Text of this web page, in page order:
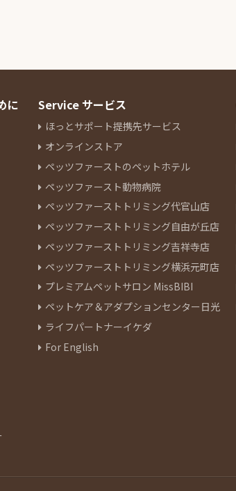
に Service サービス
ほっとサポート提携先サービス
オンラインストア
ペッツファーストのペットホテル
ペッツファースト動物病院
ペッツファーストトリミング代官山店
ペッツファーストトリミング自由が丘店
ペッツファーストトリミング吉祥寺店
ペッツファーストトリミング横浜元町店
プレミアムペットサロン MissBIBI
ペットケア＆アダプションセンター日光
ライフパートナーイケダ
For English